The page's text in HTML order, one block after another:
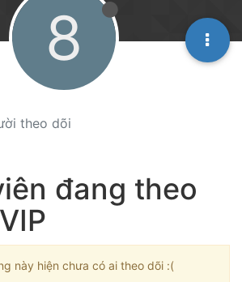
theo dõi
8
đang theo
này hiện chưa có ai theo dõi :(